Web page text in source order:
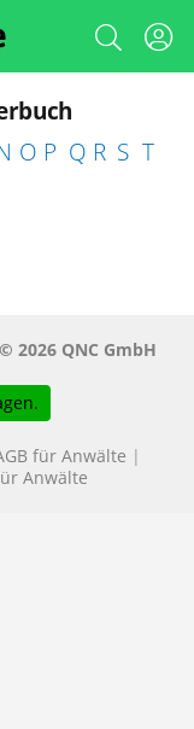
O P Q R S T
2026 QNC GmbH
für Anwälte |
Anwälte